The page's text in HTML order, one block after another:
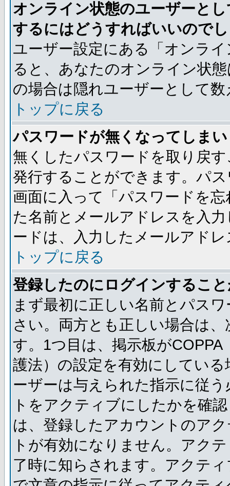
オンライン状態のユーザーと
するにはどうすればいいので
ユーザー設定にある「オンラ
ると、あなたのオンライン状
の場合は隠れユーザーとして
トップに戻る
パスワードが無くなってしま
無くしたパスワードを取り戻
発行することができます。パ
画面に入って「パスワードを
た名前とメールアドレスを入
ードは、入力したメールアド
トップに戻る
登録したのにログインするこ
まず最初に正しい名前とパス
さい。両方とも正しい場合は
す。1つ目は、掲示板が
護法）の設定を有効にしてい
ーザーは与えられた指示に従
トをアクティブにしたかを確
は、登録したアカウントのア
トが有効になりません。アク
了時に知らされます。アクテ